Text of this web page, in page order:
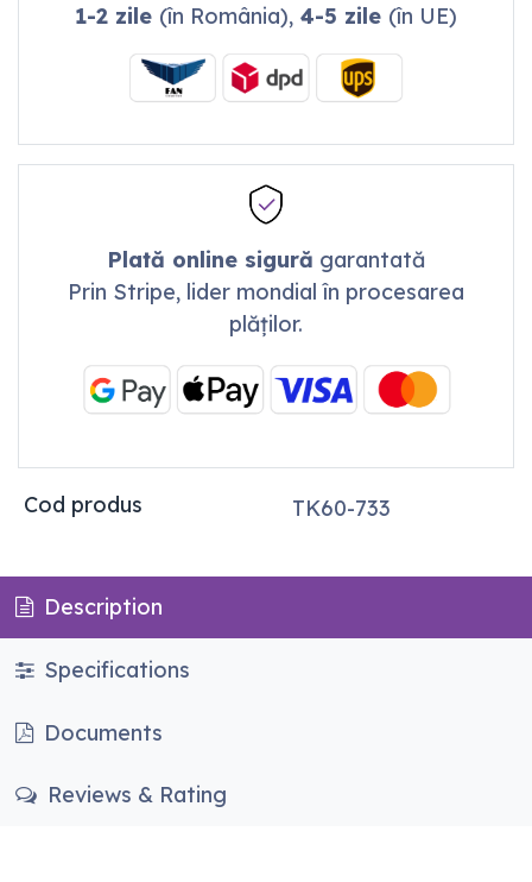
1-2 zile (în România),4-5 zile (în UE)
Plată online sigură garantată
Prin Stripe, lider mondial în procesarea
plăților.
Cod produs TK60-733
Description
Specifications
Documents
Reviews & Rating